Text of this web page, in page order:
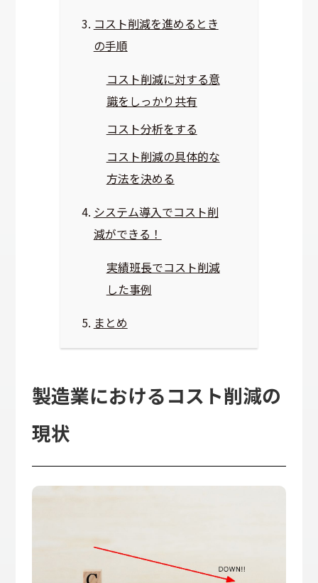
コスト削減を進めるとき
の手順
コスト削減に対する意
識をしっかり共有
コスト分析をする
コスト削減の具体的な
方法を決める
システム導入でコスト削
減ができる！
実績班長でコスト削減
した事例
まとめ
製造業におけるコスト削減の
現状